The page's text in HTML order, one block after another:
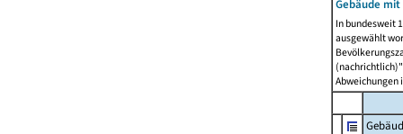
Gebäude
In bundesweit
ausgewählt
Abweichungen